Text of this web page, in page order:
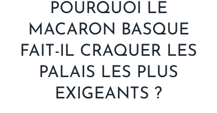
POURQUOI LE
MACARON BASQUE
FAIT-IL CRAQUER LES
PALAIS LES PLUS
EXIGEANTS ?